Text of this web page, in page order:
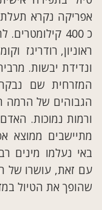
אפריקה נקרא
כ 400
ראוניון, רודריגז
ונדידת יבשות.
המזרחית שם
הגבוהים של הרמה
מתיישבים ממוצא
באי נעלמו מינים
עם זאת, עושרו של
שהופך את הטיול